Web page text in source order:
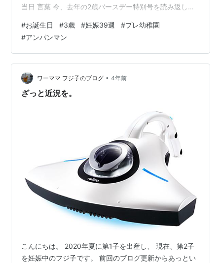
当日 言葉 今、去年の2歳バースデー特別号を読み返して
した。 okawariwo.com 色々と普通に会話ができるよう
になってきました。 例えばさっきこんなやり取りをしま
した。 チャプ「あれ？ このジュース、入ってたのになく
なっちゃったよ？」 ママ「…。」 チャプ「ママ！ 中身が
入ってたのになくなっちゃったの！」 ママ「…ごめん…
#お誕生日 #3歳 #妊娠39週 #プレ幼稚園
#アンパンマン
ワーママ フジ子のブログ • 4年前
ざっと近況を。
こんにちは。 2020年夏に第1子を出産し、 現在、第2子
を妊娠中のフジ子です。 前回のブログ更新からあっとい